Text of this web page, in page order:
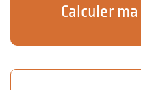
Calculer